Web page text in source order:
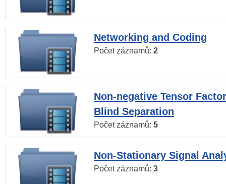
Networking and Coding
Počet záznamů: 2
Non-negative Tensor
Blind Separation
Počet záznamů: 5
Non-Stationary Signal
Počet záznamů: 3